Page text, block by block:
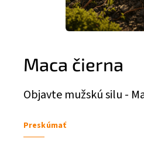
Maca čierna
Objavte mužskú silu -
Preskúmať